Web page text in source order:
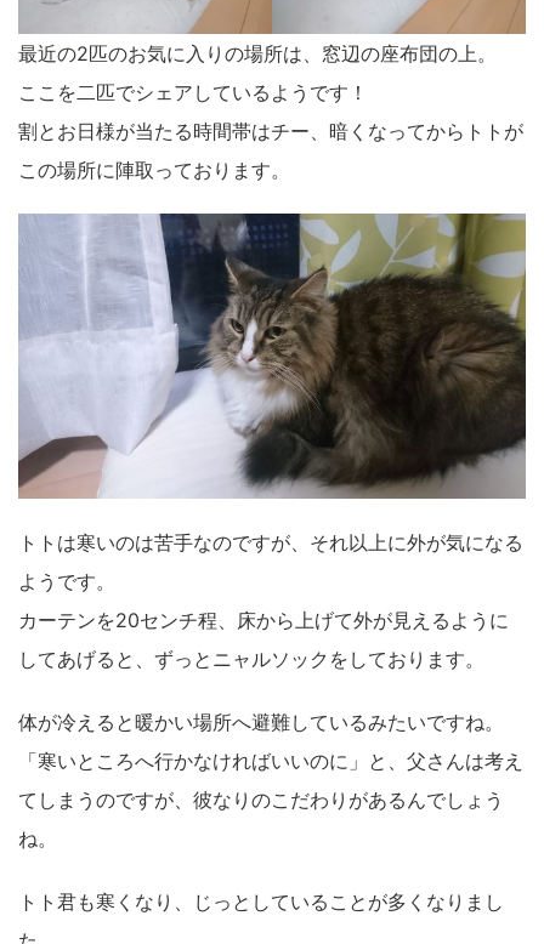
最近の2匹のお気に入りの場所は、窓辺の座布団の上。
ここを二匹でシェアしているようです！
割とお日様が当たる時間帯はチー、暗くなってからトトが
この場所に陣取っております。
トトは寒いのは苦手なのですが、それ以上に外が気になる
ようです。
カーテンを20センチ程、床から上げて外が見えるように
してあげると、ずっとニャルソックをしております。
体が冷えると暖かい場所へ避難しているみたいですね。
「寒いところへ行かなければいいのに」と、父さんは考え
てしまうのですが、彼なりのこだわりがあるんでしょう
ね。
トト君も寒くなり、じっとしていることが多くなりまし